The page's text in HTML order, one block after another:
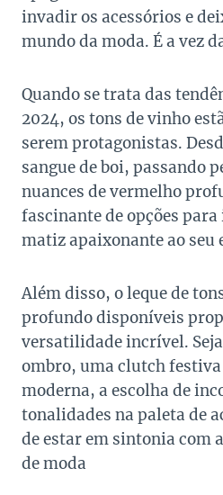
invadir os acessórios e
mundo da moda. É a vez
Quando se trata das
2024, os tons de vinho
serem protagonistas.
sangue de boi, passando
nuances de vermelho
fascinante de opções
matiz apaixonante ao seu
Além disso, o leque de
profundo disponíveis
versatilidade incrível.
ombro, uma clutch
moderna, a escolha de
tonalidades na paleta de
de estar em sintonia com
de moda